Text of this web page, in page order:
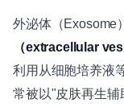
外泌体（Exosome
（extracellular
利用从细胞培养液
常被以"皮肤再生辅